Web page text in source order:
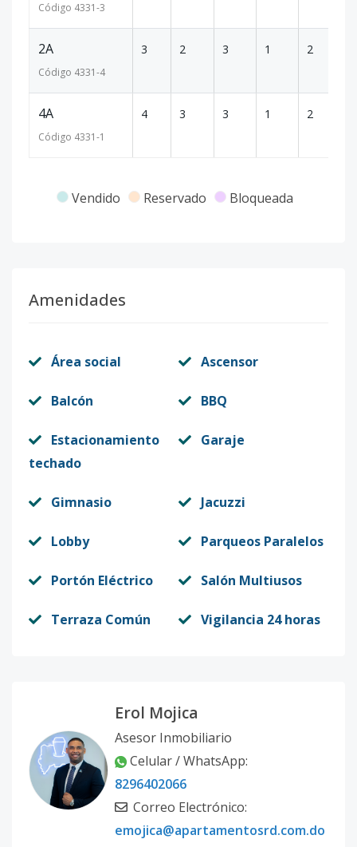
Código 4331-3
2A
Código 4331-4
3 2 3 1 2
4A
Código 4331-1
4 3 3 1 2
Vendido Reservado Bloqueada
Amenidades
Área social Ascensor
Balcón BBQ
Estacionamiento
techado
Garaje
Gimnasio Jacuzzi
Lobby Parqueos Paralelos
Portón Eléctrico Salón Multiusos
Terraza Común Vigilancia 24 horas
Erol Mojica
Asesor Inmobiliario
Celular / WhatsApp:
8296402066
Correo Electrónico:
emojica@apartamentosrd.com.do